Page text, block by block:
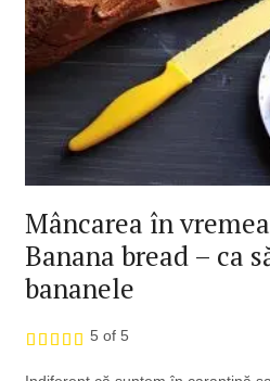
Mâncarea în
Banana bread – ca
bananele
5 of 5